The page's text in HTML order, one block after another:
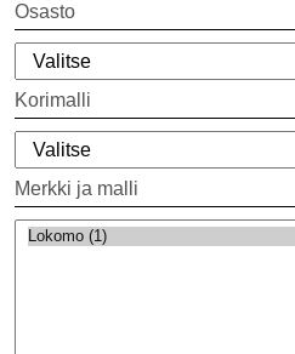
Osasto
Korimalli
Merkki ja malli